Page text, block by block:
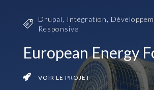
Drupal, Intégration,
Responsive
European Energy
VOIR LE PROJET